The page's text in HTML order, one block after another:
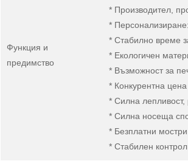
Функция и
предимство
* Производител,
*
* Стабилно време
* Екологичен
* Възможност за
* Конкурентна
* Силна
* Силна носеща
* Безплатни мостри
* Стабилен